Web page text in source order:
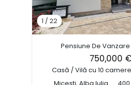
1 /22
Pensiune De
750,000
Casă / Vilă cu 10